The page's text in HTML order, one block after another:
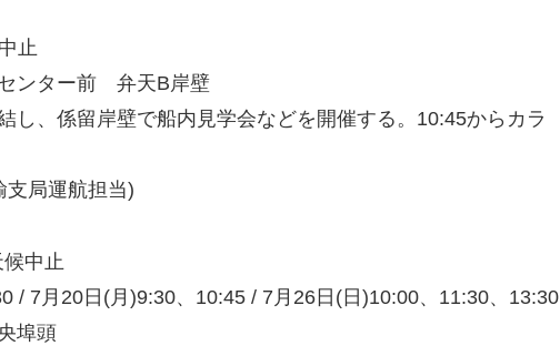
止
ンター前 弁天B岸壁
し、係留岸壁で船内見学会などを開催する。10:45からカラ
支局運航担当)
中止
/ 7月20日(月)9:30、10:45 / 7月26日(日)10:00、11:30、13:30
埠頭